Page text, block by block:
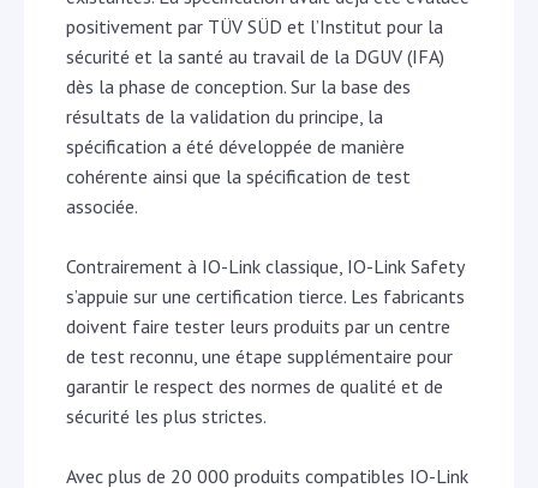
positivement par TÜV SÜD et l’Institut pour la
sécurité et la santé au travail de la DGUV (IFA)
dès la phase de conception. Sur la base des
résultats de la validation du principe, la
spécification a été développée de manière
cohérente ainsi que la spécification de test
associée.
Contrairement à IO-Link classique, IO-Link Safety
s’appuie sur une certification tierce. Les fabricants
doivent faire tester leurs produits par un centre
de test reconnu, une étape supplémentaire pour
garantir le respect des normes de qualité et de
sécurité les plus strictes.
Avec plus de 20 000 produits compatibles IO-Link